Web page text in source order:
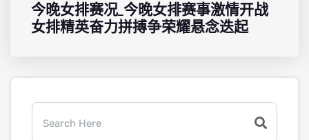
今晚女排赛况_今晚女排赛事激情开战
女排精英奋力拼搏争荣耀悬念迭起